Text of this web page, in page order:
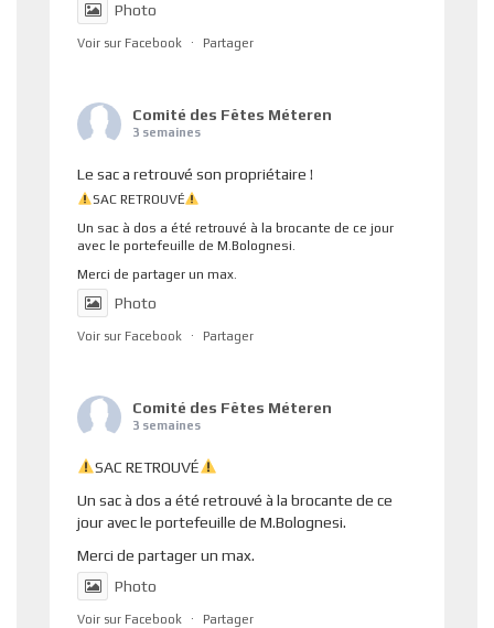
Photo
Voir sur Facebook · Partager
Comité des Fêtes Méteren
3 semaines
Le sac a retrouvé son propriétaire !
SAC RETROUVÉ
Un sac à dos a été retrouvé à la brocante de ce jour
avec le portefeuille de M.Bolognesi.
Merci de partager un max.
Photo
Voir sur Facebook · Partager
Comité des Fêtes Méteren
3 semaines
SAC RETROUVÉ
Un sac à dos a été retrouvé à la brocante de ce
jour avec le portefeuille de M.Bolognesi.
Merci de partager un max.
Photo
Voir sur Facebook · Partager